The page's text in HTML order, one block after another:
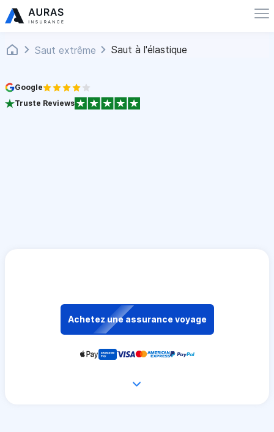
Saut extrême Saut à l'élastique
Google
Truste Reviews
Achetez une assurance voyage